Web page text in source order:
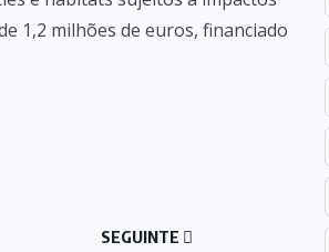
1,2 milhões de euros, financiado
SEGUINTE